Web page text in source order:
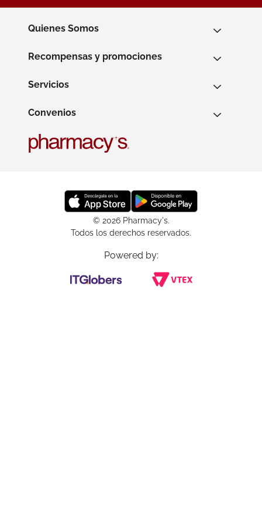
Quienes Somos
Recompensas y promociones
Servicios
Convenios
© 2026 Pharmacy's.
Todos los derechos reservados.
Powered by: